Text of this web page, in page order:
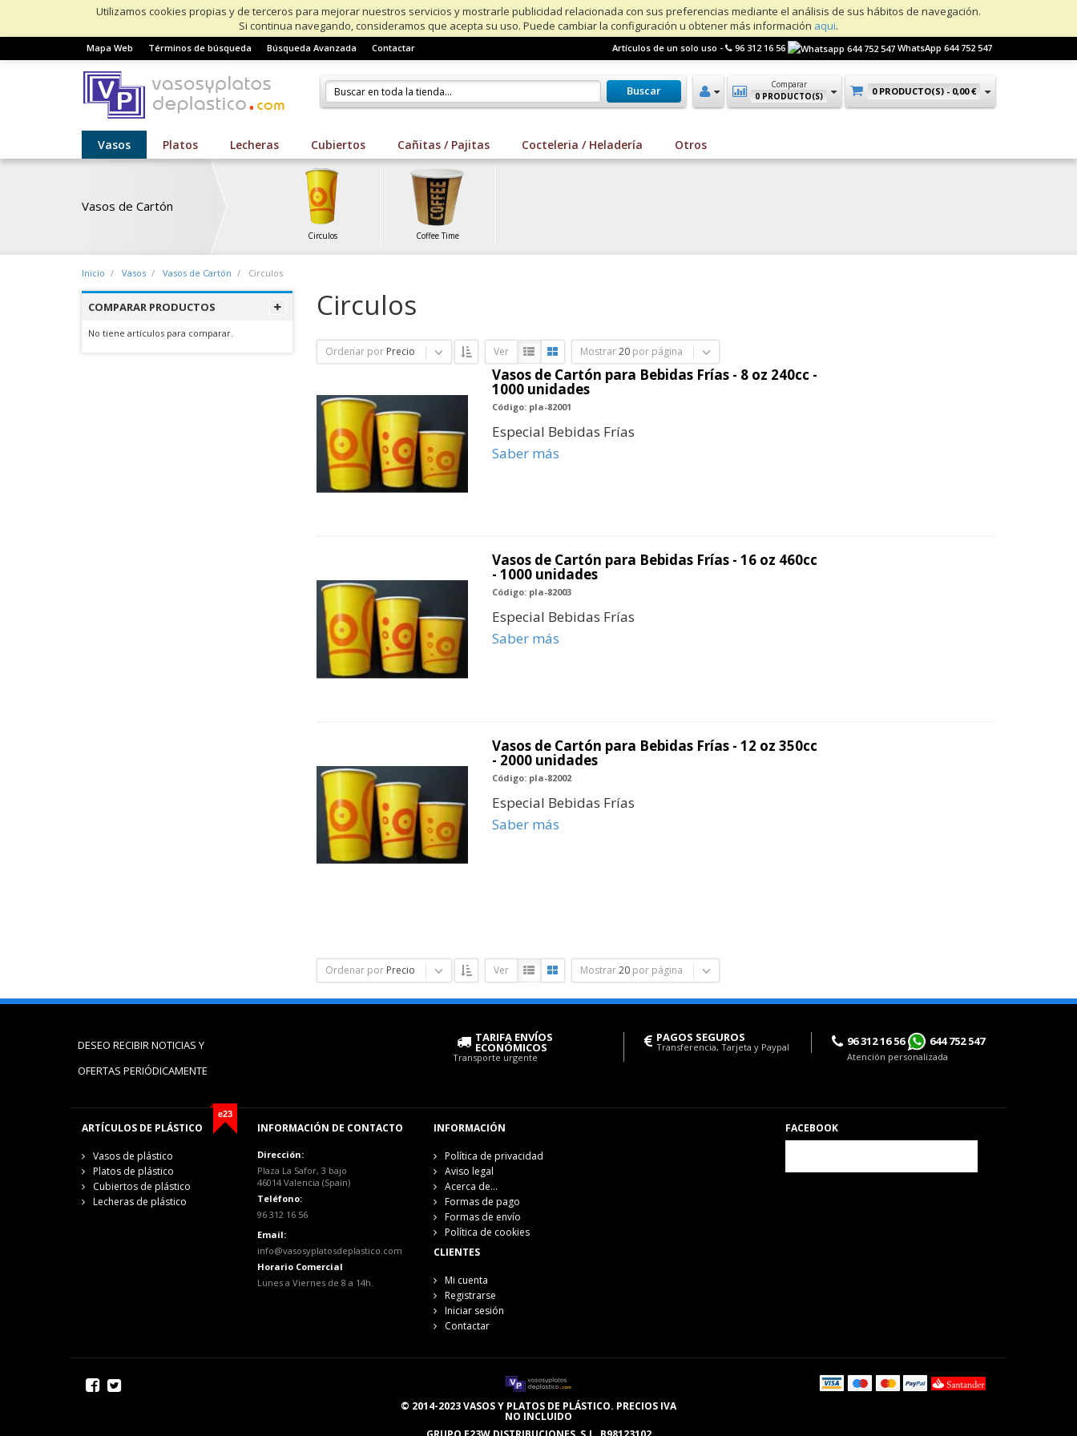
Utilizamos cookies propias y de terceros para mejorar nuestros servicios y mostrarle publicidad relacionada con sus preferencias mediante el análisis de sus hábitos de navegación.
Si continua navegando, consideramos que acepta su uso. Puede cambiar la configuración u obtener más información aqui.
Mapa Web Términos de búsqueda Búsqueda Avanzada Contactar Artículos de un solo uso - 96 312 16 56 WhatsApp 644 752 547
0 PRODUCTO(S) - 0,00 €
Comparar
0 PRODUCTO(S)
Buscar
Vasos Platos Lecheras Cubiertos Cañitas / Pajitas Cocteleria / Heladería Otros
Vasos de Cartón
Circulos Coffee Time
Inicio Vasos Vasos de Cartón Circulos
COMPARAR PRODUCTOS
No tiene artículos para comparar.
Circulos
Ordenar por Precio Ver Mostrar 20 por página
Vasos de Cartón para Bebidas Frías - 8 oz 240cc -
1000 unidades
Código: pla-82001
Especial Bebidas Frías
Saber más
Vasos de Cartón para Bebidas Frías - 16 oz 460cc
- 1000 unidades
Código: pla-82003
Especial Bebidas Frías
Saber más
Vasos de Cartón para Bebidas Frías - 12 oz 350cc
- 2000 unidades
Código: pla-82002
Especial Bebidas Frías
Saber más
Ordenar por Precio Ver Mostrar 20 por página
DESEO RECIBIR NOTICIAS Y
OFERTAS PERIÓDICAMENTE
TARIFA ENVÍOS
ECONÓMICOS
Transporte urgente
PAGOS SEGUROS
Transferencia, Tarjeta y Paypal 96 312 16 56 644 752 547
Atención personalizada
e23
ARTÍCULOS DE PLÁSTICO
Vasos de plástico
Platos de plástico
Cubiertos de plástico
Lecheras de plástico
INFORMACIÓN DE CONTACTO
Dirección:
Plaza La Safor, 3 bajo
46014 Valencia (Spain)
Teléfono:
96 312 16 56
Email:
info@vasosyplatosdeplastico.com
Horario Comercial
Lunes a Viernes de 8 a 14h.
INFORMACIÓN
Política de privacidad
Aviso legal
Acerca de...
Formas de pago
Formas de envío
Política de cookies
CLIENTES
Mi cuenta
Registrarse
Iniciar sesión
Contactar
FACEBOOK
© 2014-2023 VASOS Y PLATOS DE PLÁSTICO. PRECIOS IVA
NO INCLUIDO